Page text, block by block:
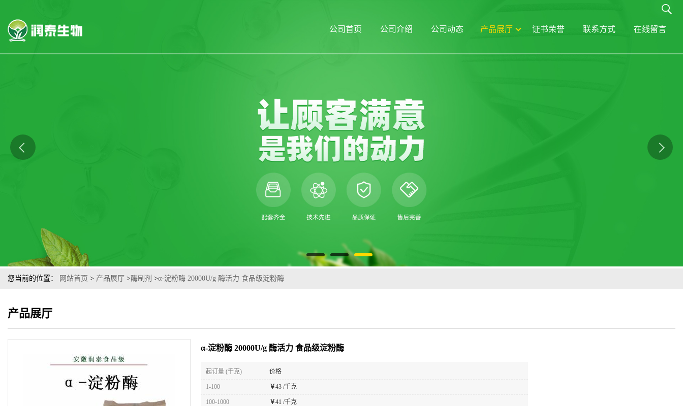
公司首页 公司介绍 公司动态 产品展厅 证书荣誉 联系方式 在线留言
您当前的位置： 网站首页 > 产品展厅 >酶制剂 >α-淀粉酶 20000U/g 酶活力 食品级淀粉酶
产品展厅
α-淀粉酶 20000U/g 酶活力 食品级淀粉酶
起订量 (千克) 价格
1-100 ￥43 /千克
100-1000 ￥41 /千克